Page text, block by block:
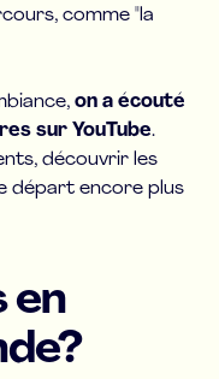
comme "la
on a écouté
sur YouTube.
découvrir les
départ encore plus
en